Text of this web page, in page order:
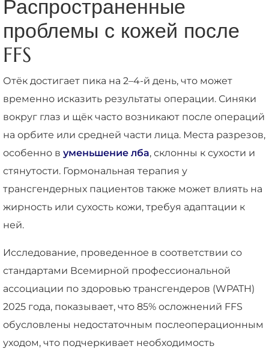
Распространенные
проблемы с кожей после
FFS
Отёк достигает пика на 2–4-й день, что может
временно исказить результаты операции. Синяки
вокруг глаз и щёк часто возникают после операций
на орбите или средней части лица. Места разрезов,
особенно в уменьшение лба, склонны к сухости и
стянутости. Гормональная терапия у
трансгендерных пациентов также может влиять на
жирность или сухость кожи, требуя адаптации к
ней.
Исследование, проведенное в соответствии со
стандартами Всемирной профессиональной
ассоциации по здоровью трансгендеров (WPATH)
2025 года, показывает, что 85% осложнений FFS
обусловлены недостаточным послеоперационным
уходом, что подчеркивает необходимость